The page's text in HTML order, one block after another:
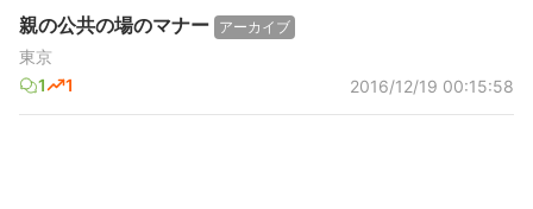
親の公共の場のマナー アーカイブ
東京
1
1 2016/12/19 00:15:58